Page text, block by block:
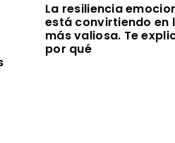
La resiliencia
está convirtiendo en
más valiosa. Te
por qué